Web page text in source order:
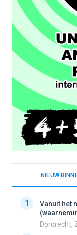
NIEUW
1
Vanuit het
Dordrecht,